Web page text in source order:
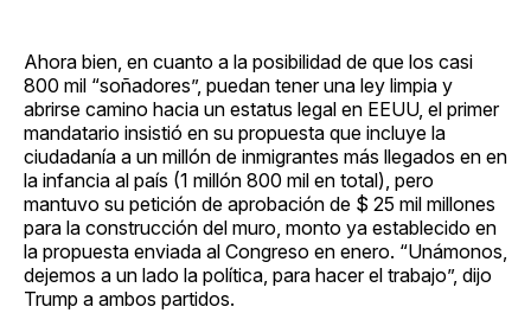
Ahora bien, en cuanto a la posibilidad de que los casi
800 mil “soñadores”, puedan tener una ley limpia y
abrirse camino hacia un estatus legal en EEUU, el primer
mandatario insistió en su propuesta que incluye la
ciudadanía a un millón de inmigrantes más llegados en en
la infancia al país (1 millón 800 mil en total), pero
mantuvo su petición de aprobación de $ 25 mil millones
para la construcción del muro, monto ya establecido en
la propuesta enviada al Congreso en enero. “Unámonos,
dejemos a un lado la política, para hacer el trabajo”, dijo
Trump a ambos partidos.